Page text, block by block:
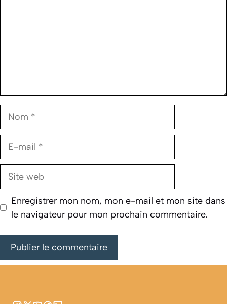
Nom
E-
Site
Enregistrer mon nom, mon e-mail et mon site dans
le navigateur pour mon prochain commentaire.